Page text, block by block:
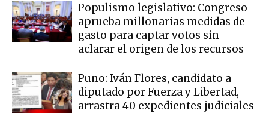
Populismo legislativo: Congreso
aprueba millonarias medidas de
gasto para captar votos sin
aclarar el origen de los recursos
Puno: Iván Flores, candidato a
diputado por Fuerza y Libertad,
arrastra 40 expedientes judiciales